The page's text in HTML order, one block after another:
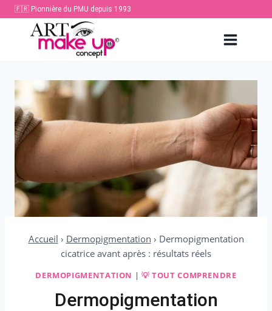
Aller
contenu
🇫🇷 Pionnière du PMU depuis 1993
Accueil › Dermopigmentation › Dermopigmentation
cicatrice avant après : résultats réels
DERMOPIGMENTATION | 💡 TOUT COMPRENDRE
Dermopigmentation